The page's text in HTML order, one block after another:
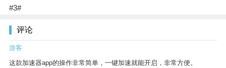
#3#
评论
游客
这款加速器app的操作非常简单，一键加速就能开启，非常方便。